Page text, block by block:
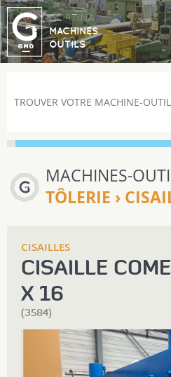
GORTINA
MACHINES
OUTILS
MACHINES-
TÔLERIE ›
CISAILLES
CISAILLE
X 16
(3584)